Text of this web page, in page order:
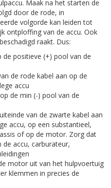
Maak na het starten de
door de rode, in
volgorde kan leiden tot
ontploffing van de accu. Ook
raakt. Dus:
de positieve (+) pool van de
de rode kabel aan op de
accu
de min (-) pool van de
van de zwarte kabel aan
accu, op een substantieel,
of op de motor. Zorg dat
accu, carburateur,
motor uit van het hulpvoertuig
klemmen in precies de